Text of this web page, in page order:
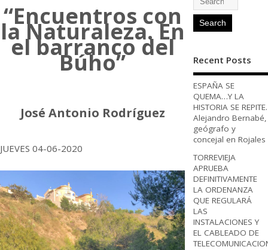
“Encuentros con
la Naturaleza. En
el barranco del
Búho”
José Antonio Rodríguez
JUEVES 04-06-2020
Recent Posts
ESPAÑA SE
QUEMA…Y LA
HISTORIA SE REPITE.
Alejandro Bernabé,
geógrafo y
concejal en Rojales
TORREVIEJA
APRUEBA
DEFINITIVAMENTE
LA ORDENANZA
QUE REGULARÁ
LAS
INSTALACIONES Y
EL CABLEADO DE